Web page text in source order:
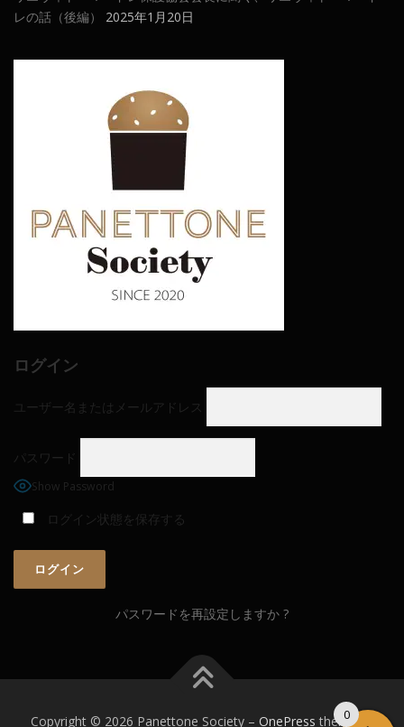
レの話（後編）
2025年1月20日
ログイン
ユーザー名またはメールアドレス
パスワード
Show Password
ログイン状態を保存する
パスワードを再設定しますか ?
Copyright © 2026 Panettone Society – OnePress theme by
0